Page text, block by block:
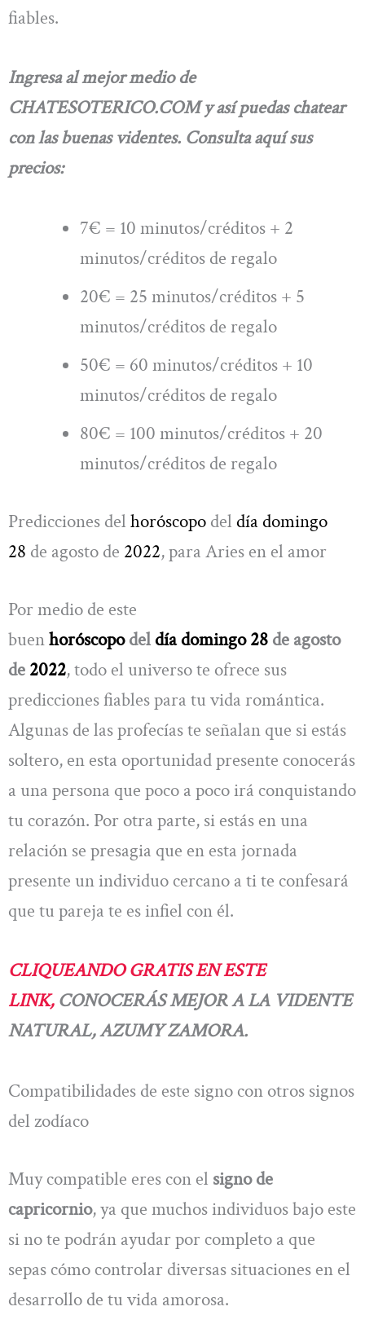
fiables.
Ingresa al mejor medio de
CHATESOTERICO.COM y así puedas chatear
con las buenas videntes. Consulta aquí sus
precios:
7€ = 10 minutos/créditos + 2
minutos/créditos de regalo
20€ = 25 minutos/créditos + 5
minutos/créditos de regalo
50€ = 60 minutos/créditos + 10
minutos/créditos de regalo
80€ = 100 minutos/créditos + 20
minutos/créditos de regalo
Predicciones del horóscopo del día domingo
28 de agosto de 2022, para Aries en el amor
Por medio de este
buenhoróscopodel día domingo 28 de agosto
de 2022, todo el universo te ofrece sus
predicciones fiables para tu vida romántica.
Algunas de las profecías te señalan que si estás
soltero, en esta oportunidad presente conocerás
a una persona que poco a poco irá conquistando
tu corazón. Por otra parte, si estás en una
relación se presagia que en esta jornada
presente un individuo cercano a ti te confesará
que tu pareja te es infiel con él.
CLIQUEANDO GRATIS EN ESTE
LINK, CONOCERÁS MEJOR A LA VIDENTE
NATURAL, AZUMY ZAMORA.
Compatibilidades de este signo con otros signos
del zodíaco
Muy compatible eres con el signo de
capricornio, ya que muchos individuos bajo este
si no te podrán ayudar por completo a que
sepas cómo controlar diversas situaciones en el
desarrollo de tu vida amorosa.